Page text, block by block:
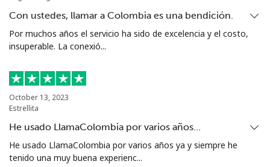
Con ustedes, llamar a Colombia es una bendición.
Por muchos años el servicio ha sido de excelencia y el costo,
insuperable. La conexió...
October 13, 2023
Estrellita
He usado LlamaColombia por varios años…
He usado LlamaColombia por varios años ya y siempre he
tenido una muy buena experienc...